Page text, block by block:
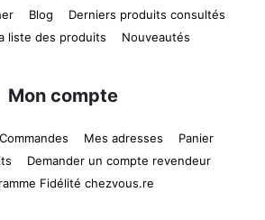
Blog
Derniers produits consultés
liste des produits
Nouveautés
Mon compte
Commandes Mes adresses
Panier
Demander un compte revendeur
Fidélité chezvous.re